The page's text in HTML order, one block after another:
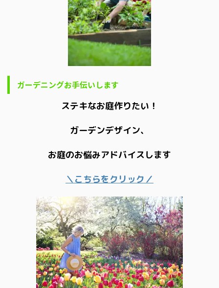
ガーデニングお手伝いします
ステキなお庭作りたい！
ガーデンデザイン、
お庭のお悩みアドバイスします
＼こちらをクリック／